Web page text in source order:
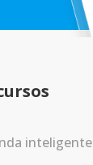
inteligente